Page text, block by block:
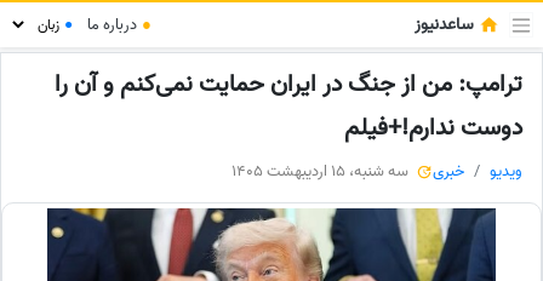
ساعدنیوز ● درباره ما ●
ترامپ: من از جنگ در ایران حمایت نمی‌کنم و آن را
دوست ندارم!+فیلم
ویدیو خبری سه شنبه، 15 اردیبهشت 1405